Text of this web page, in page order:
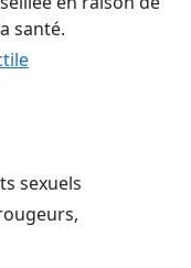
santé.
sexuels